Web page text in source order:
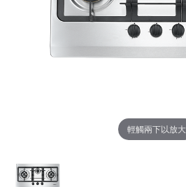
輕觸兩下以放大